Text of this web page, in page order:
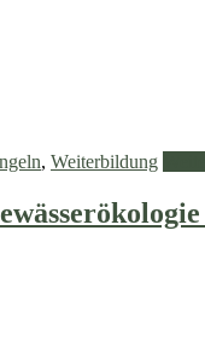
, Weiterbildung